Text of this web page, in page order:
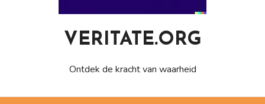
VERITATE.ORG
Ontdek de kracht van waarheid